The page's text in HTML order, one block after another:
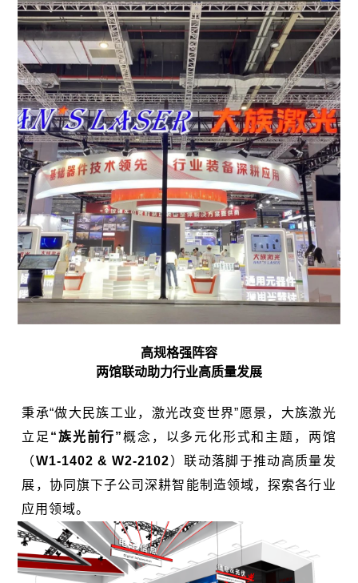
高规格强阵容
两馆联动助力行业高质量发展
秉承“做大民族工业，激光改变世界”愿景，大族激光
立足 “族光前行”概念，以多元化形式和主题，两馆
（ W1-1402 & W2-2102 ）联动落脚于推动高质量发
展，协同旗下子公司深耕智能制造领域，探索各行业
应用领域。